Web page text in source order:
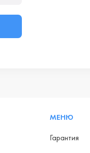
МЕНЮ
Гарантия